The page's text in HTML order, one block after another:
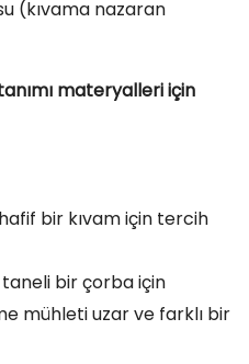
(kıvama nazaran
materyalleri için
bir kıvam için tercih
bir çorba için
mühleti uzar ve farklı bir